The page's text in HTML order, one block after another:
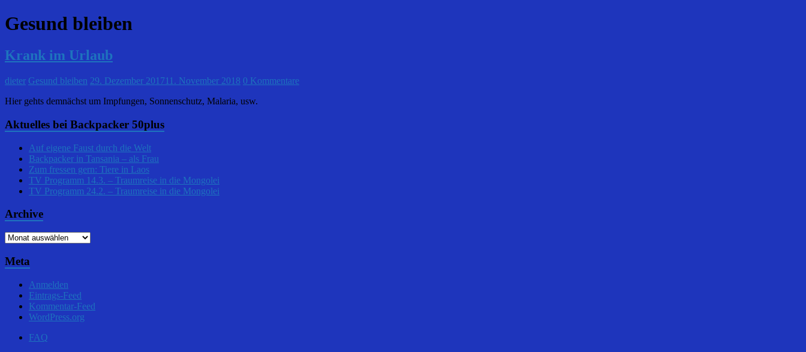
Gesund bleiben
Krank im Urlaub
dieter Gesund bleiben 29. Dezember 201711. November 2018 0 Kommentare
Hier gehts demnächst um Impfungen, Sonnenschutz, Malaria, usw.
Aktuelles bei Backpacker 50plus
Auf eigene Faust durch die Welt
Backpacker in Tansania – als Frau
Zum fressen gern: Tiere in Laos
TV Programm 14.3. – Traumreise in die Mongolei
TV Programm 24.2. – Traumreise in die Mongolei
Archive
Archive
Meta
Anmelden
Eintrags-Feed
Kommentar-Feed
WordPress.org
FAQ